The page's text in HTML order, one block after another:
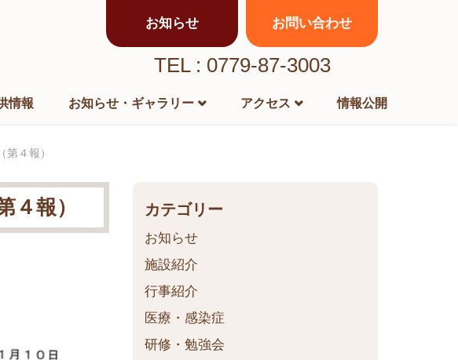
お知らせ お問い合わせ
TEL : 0779-87-3003
情報 お知らせ・ギャラリー アクセス 情報公開
４報）
報） カテゴリー
お知らせ
施設紹介
行事紹介
医療・感染症
研修・勉強会